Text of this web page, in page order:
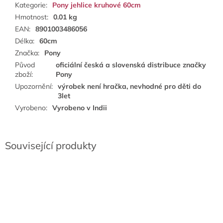
Související produkty
Kategorie:
Pony jehlice kruhové 60cm
Hmotnost: 0.01 kg
EAN: 8901003486056
Délka: 60cm
Značka:
Pony
Původ
zboží:
oficiální česká a slovenská distribuce značky
Pony
Upozornění: výrobek není hračka, nevhodné pro děti do
3let
Vyrobeno: Vyrobeno v Indii